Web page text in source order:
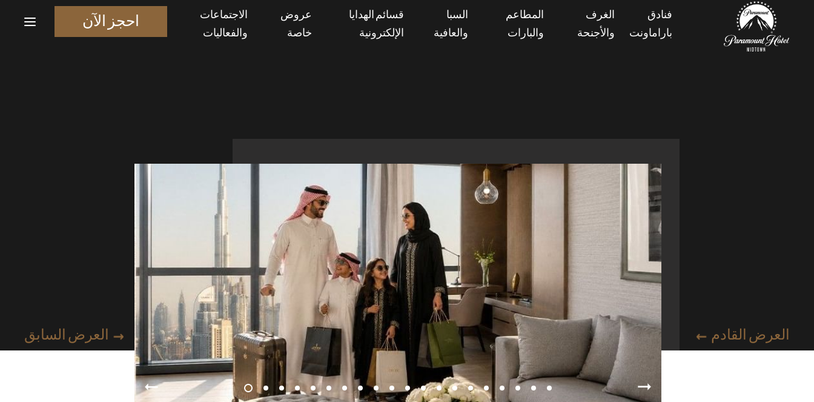
فنادق
باراماونت
الغرف
والأجنحة
المطاعم
والبارات
السبا
والعافية
قسائم الهدايا
الإلكترونية
عروض
خاصة
الاجتماعات
والفعاليات
احجز الآن
العرض السابق العرض القادم